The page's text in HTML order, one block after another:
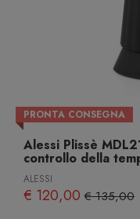
PRONTA CONSEGNA
Alessi Plissè
controllo della
ALESSI
€ 120,00 € 135,00